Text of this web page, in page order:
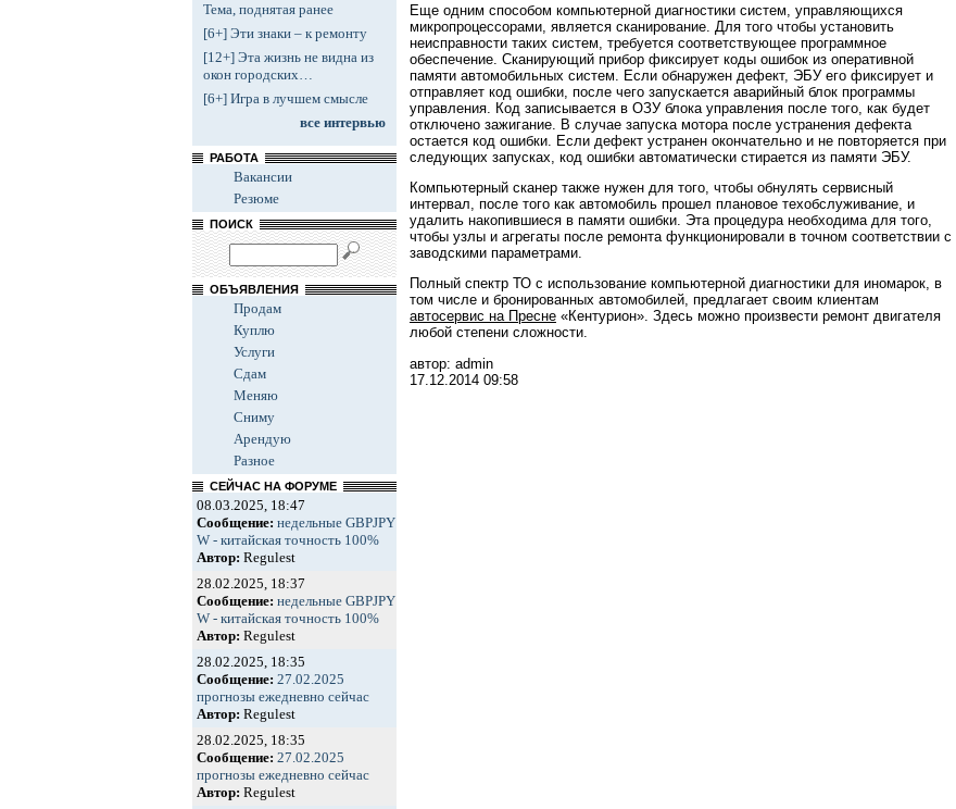
Тема, поднятая ранее
[6+] Эти знаки – к ремонту
[12+] Эта жизнь не видна из
окон городских…
[6+] Игра в лучшем смысле
все интервью
РАБОТА
Вакансии
Резюме
ПОИСК
ОБЪЯВЛЕНИЯ
Продам
Куплю
Услуги
Сдам
Меняю
Сниму
Арендую
Разное
СЕЙЧАС НА ФОРУМЕ
08.03.2025, 18:47
Сообщение: недельные GBPJPY
W - китайская точность 100%
Автор: Regulest
28.02.2025, 18:37
Сообщение: недельные GBPJPY
W - китайская точность 100%
Автор: Regulest
28.02.2025, 18:35
Сообщение: 27.02.2025
прогнозы ежедневно сейчас
Автор: Regulest
28.02.2025, 18:35
Сообщение: 27.02.2025
прогнозы ежедневно сейчас
Автор: Regulest
Еще одним способом компьютерной диагностики систем, управляющихся
микропроцессорами, является сканирование. Для того чтобы установить
неисправности таких систем, требуется соответствующее программное
обеспечение. Сканирующий прибор фиксирует коды ошибок из оперативной
памяти автомобильных систем. Если обнаружен дефект, ЭБУ его фиксирует и
отправляет код ошибки, после чего запускается аварийный блок программы
управления. Код записывается в ОЗУ блока управления после того, как будет
отключено зажигание. В случае запуска мотора после устранения дефекта
остается код ошибки. Если дефект устранен окончательно и не повторяется при
следующих запусках, код ошибки автоматически стирается из памяти ЭБУ.
Компьютерный сканер также нужен для того, чтобы обнулять сервисный
интервал, после того как автомобиль прошел плановое техобслуживание, и
удалить накопившиеся в памяти ошибки. Эта процедура необходима для того,
чтобы узлы и агрегаты после ремонта функционировали в точном соответствии с
заводскими параметрами.
Полный спектр ТО с использование компьютерной диагностики для иномарок, в
том числе и бронированных автомобилей, предлагает своим клиентам
автосервис на Пресне «Кентурион». Здесь можно произвести ремонт двигателя
любой степени сложности.
автор: admin
17.12.2014 09:58